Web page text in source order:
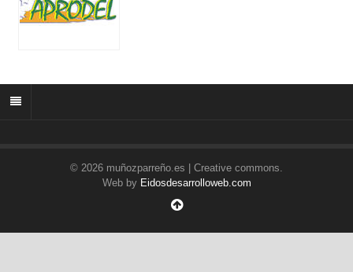
© 2026 muñozparreño.es | Creative commons.
Web by Eidosdesarrolloweb.com